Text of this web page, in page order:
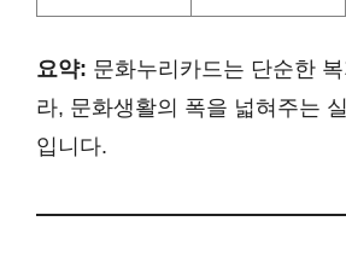
요약: 문화누리카드는 단순한
라, 문화생활의 폭을 넓혀주는
입니다.